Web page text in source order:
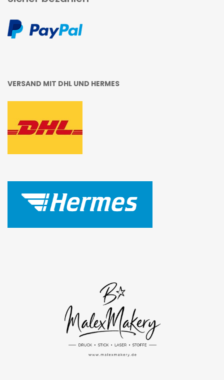
VERSAND MIT DHL UND HERMES